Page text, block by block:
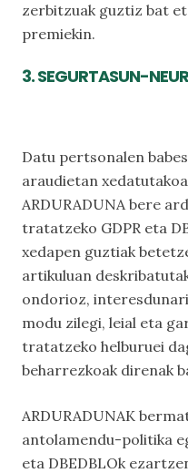
zerbitzuak guztiz bat
premiekin.
3. SEGURTASUN-
Datu pertsonalen
araudietan
ARDURADUNA bere
tratatzeko GDPR eta
xedapen guztiak
artikuluan
ondorioz,
modu zilegi, leial eta
tratatzeko helburuei
beharrezkoak direnak
ARDURADUNAK
antolamendu-politika
eta DBEDBLOk